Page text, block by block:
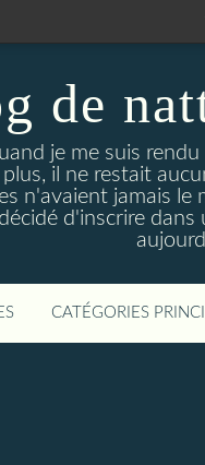
de
je me suis
il ne restait
n'avaient jamais
d'inscrire
CATÉGORIES